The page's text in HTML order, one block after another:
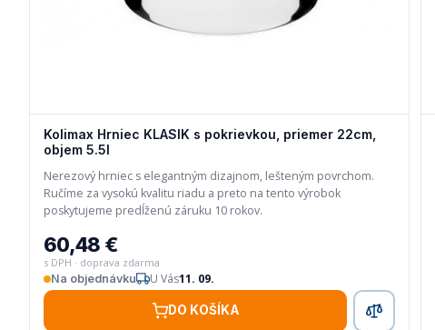
Kolimax Hrniec KLASIK s pokrievkou, priemer 22cm,
objem 5.5l
Nerezový hrniec s elegantným dizajnom, lešteným povrchom.
Ručíme za vysokú kvalitu riadu a preto na tento výrobok
poskytujeme predĺženú záruku 10 rokov.
60,48 €
s DPH · doprava zdarma
Na objednávku
U Vás11. 09.
DO KOŠÍKA